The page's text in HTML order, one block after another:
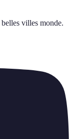
belles villes monde.